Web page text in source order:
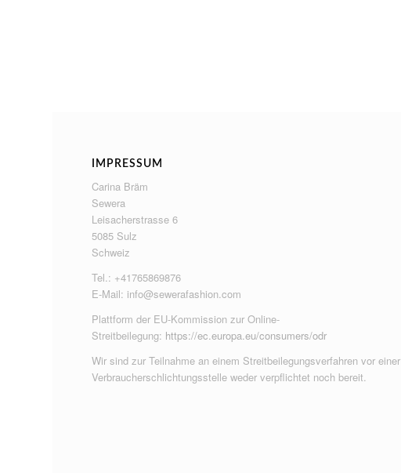
IMPRESSUM
Carina Bräm
Sewera
Leisacherstrasse 6
5085 Sulz
Schweiz
Tel.: +41765869876
E-Mail: info@sewerafashion.com
Plattform der EU-Kommission zur Online-
Streitbeilegung: https://ec.europa.eu/consumers/odr
Wir sind zur Teilnahme an einem Streitbeilegungsverfahren vor einer
Verbraucherschlichtungsstelle weder verpflichtet noch bereit.